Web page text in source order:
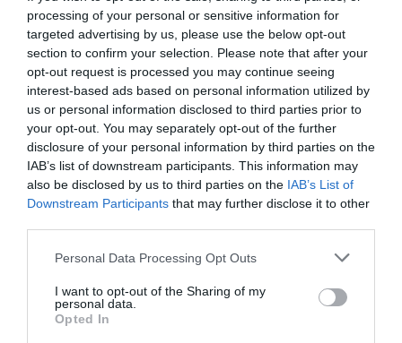
processing of your personal or sensitive information for
targeted advertising by us, please use the below opt-out
section to confirm your selection. Please note that after your
opt-out request is processed you may continue seeing
interest-based ads based on personal information utilized by
us or personal information disclosed to third parties prior to
your opt-out. You may separately opt-out of the further
disclosure of your personal information by third parties on the
IAB’s list of downstream participants. This information may
also be disclosed by us to third parties on the IAB’s List of
Downstream Participants that may further disclose it to other
Personal Data Processing Opt Outs
I want to opt-out of the Sharing of my
personal data.
Opted In
@pas d’accord !
Que tu le sois ou pas, on s’en fiche ! Ça ne changera rien aux
données ! Boeing depuis le début de l’année fait beaucoup
mieux qu’airbus, alors si sa te pique garde tes commentaires
pro-Airbus dans ta bouche !
Et pour finir, toi qui a un niveau d’études universitaire très très
élevé, entre des enfants de l’école maternelle qui ne
reflechissent pas, mais qui se réjouissent pour des
commandes fermes et des grands Mr des grands universités
de ce monde qui s’étonne quand airbus n’a vendu que 54
avions et demande où sont passés les 430 commandés, qui a
une tête ?!